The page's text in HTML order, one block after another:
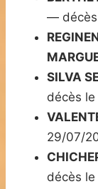
— décès
SILVA
décès
29/07/
décès